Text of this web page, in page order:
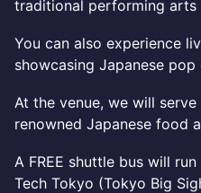
traditional performing arts
You can also experience
showcasing Japanese pop
At the venue, we will
renowned Japanese food
A FREE shuttle bus will
Tech Tokyo (Tokyo Big